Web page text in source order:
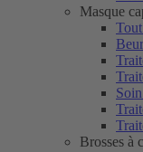
Masque
Brosses à